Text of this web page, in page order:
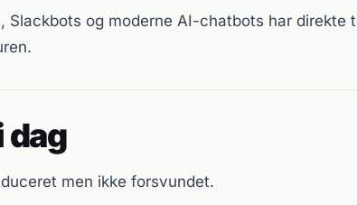
Slackbots og moderne AI-chatbots har direkte
dag
men ikke forsvundet.